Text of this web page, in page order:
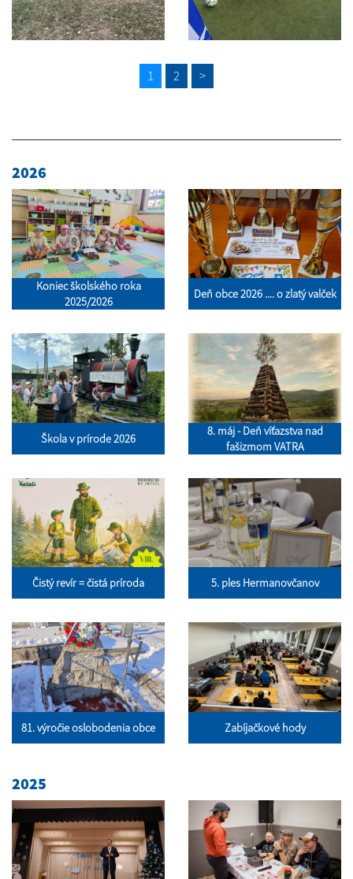
1 2 >
2026
Koniec školského roka
2025/2026
Deň obce 2026 .... o zlatý valček
Škola v prírode 2026
8. máj - Deň víťazstva nad
fašizmom VATRA
Čistý revír = čistá príroda 5. ples Hermanovčanov
81. výročie oslobodenia obce Zabíjačkové hody
2025